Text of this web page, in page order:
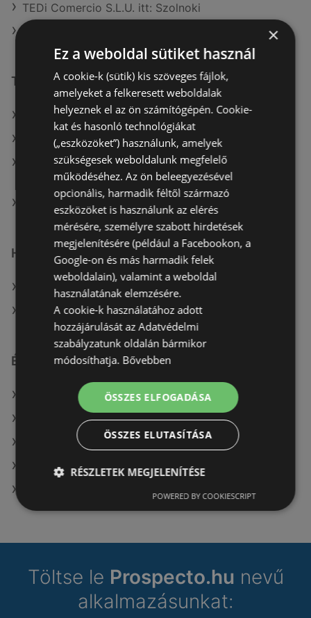
TEDi Comercio S.L.U. itt: Szolnoki
További linkek
A(z) KiK TEXTIL ÉS NON-FOOD KFT. (HU) ajánlatai
A(z) TEDi Distribution SAS ajánlatai
A(z) KiK TEXTIL ÉS NON-FOOD KFT. (HU) aktuális
akciós újságjai
A(z) TEDi Distribution SAS aktuális akciós újságjai
Hasonló kiskereskedők
A(z) KiK TEXTIL ÉS NON-FOOD KFT. (HU) ajánlatai
A(z) TEDi Distribution SAS ajánlatai
Érdeklődésre számot tartó elemek itt:
A(z) Coop üzletei itt: Alattyán
A(z) Gyöngy Patikak üzletei itt: Forráskút
Rossmann itt: Vásárosnaményi
A(z) PatikaPlus üzletei itt: Cegléd
Töltse le Prospecto.hu nevű
alkalmazásunkat:
×
Ez a weboldal sütiket használ
A cookie-k (sütik) kis szöveges fájlok,
amelyeket a felkeresett weboldalak
helyeznek el az ön számítógépén. Cookie-
kat és hasonló technológiákat
(„eszközöket”) használunk, amelyek
szükségesek weboldalunk megfelelő
működéséhez. Az ön beleegyezésével
opcionális, harmadik féltől származó
eszközöket is használunk az elérés
mérésére, személyre szabott hirdetések
megjelenítésére (például a Facebookon, a
Google-on és más harmadik felek
weboldalain), valamint a weboldal
használatának elemzésére.
A cookie-k használatához adott
hozzájárulását az Adatvédelmi
szabályzatunk oldalán bármikor
módosíthatja. Bővebben
ÖSSZES ELFOGADÁSA
ÖSSZES ELUTASÍTÁSA
RÉSZLETEK MEGJELENÍTÉSE
POWERED BY COOKIESCRIPT